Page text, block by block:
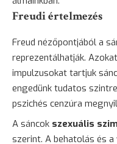
Freudi értelmezés
Freud nézőpontjából a
reprezentálhatják.
impulzusokat tartjuk
engedünk tudatos
pszichés cenzúra
A sáncok szexuális
szerint. A behatolás és a